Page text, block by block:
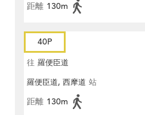
距離 130m
40P
往 羅便臣道
羅便臣道, 西摩道 站
距離 130m